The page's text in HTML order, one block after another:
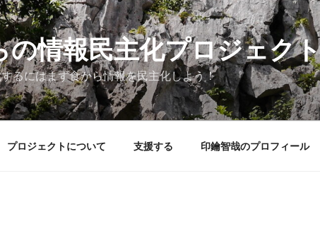
の情報民主化プロジェク
るにはまず食から情報を民主化しよう！
プロジェクトについて 支援する 印鑰智哉のプロフィール